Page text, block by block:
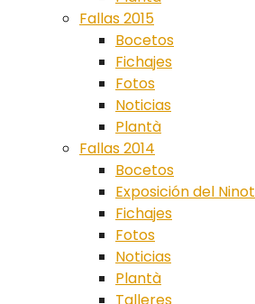
Fallas 2015
Bocetos
Fichajes
Fotos
Noticias
Plantà
Fallas 2014
Bocetos
Exposición del Ninot
Fichajes
Fotos
Noticias
Plantà